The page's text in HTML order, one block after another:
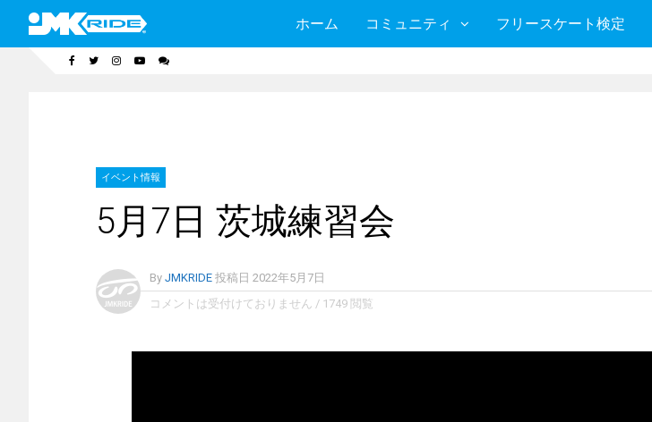
ホーム コミュニティ フリースケート検定
イベント情報
5月7日 茨城練習会
By JMKRIDE 投稿日 2022年5月7日
コメントは受付けておりません / 1749 閲覧